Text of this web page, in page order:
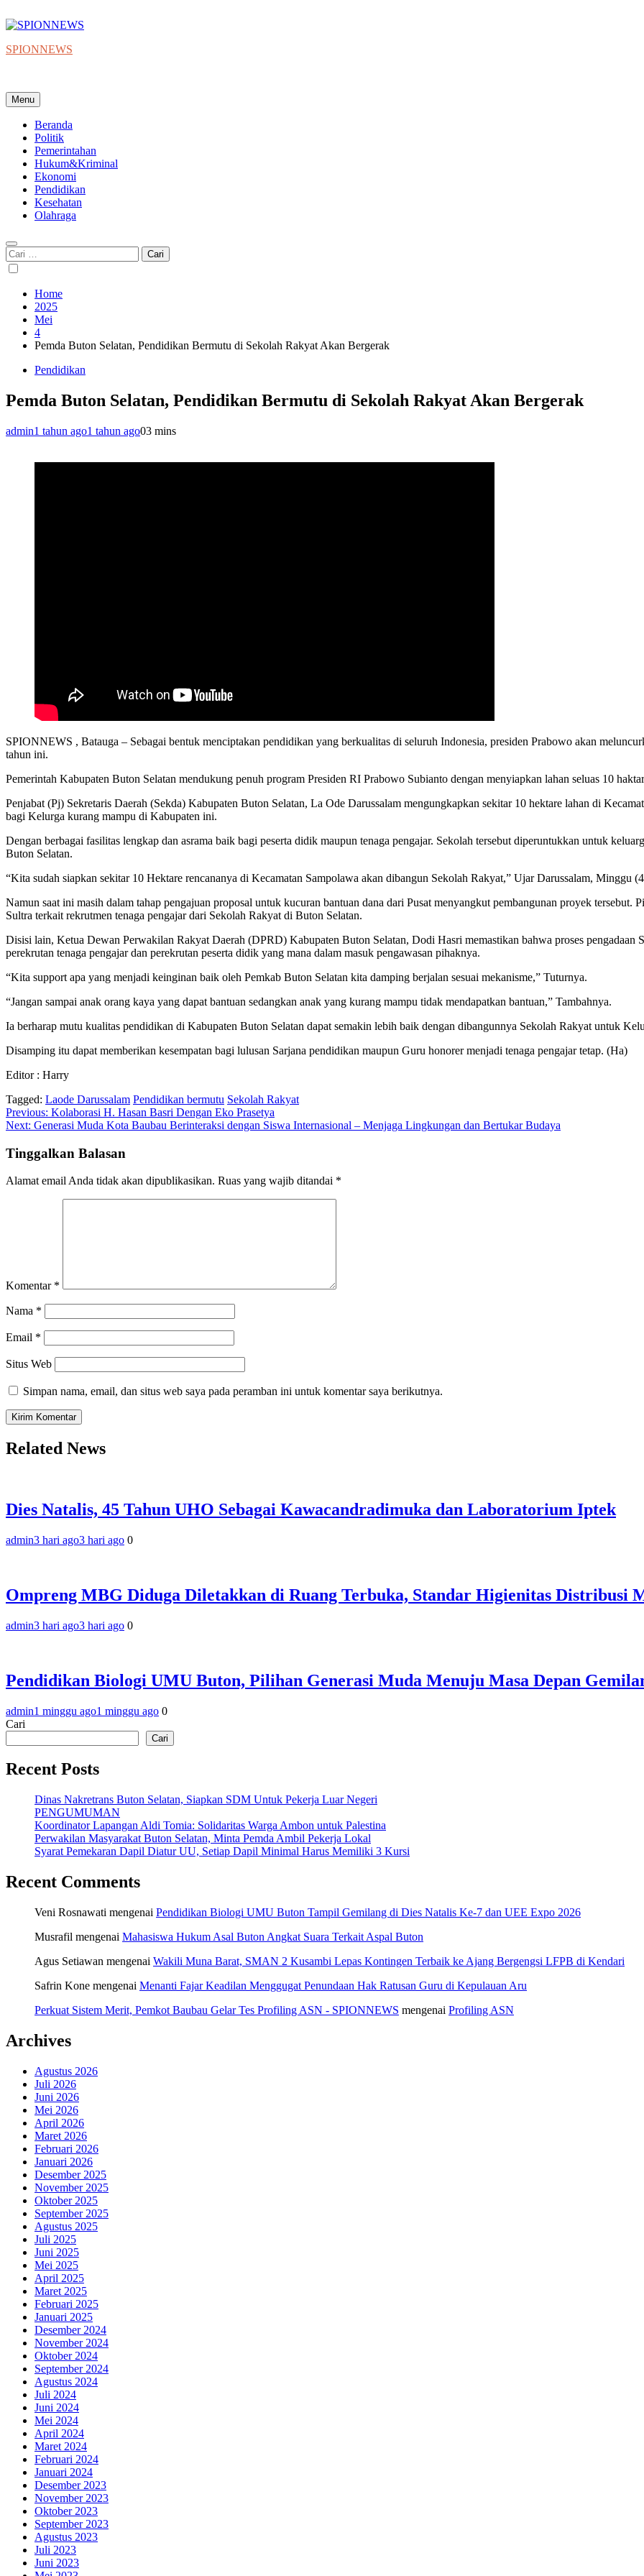
to
SPIONNEWS
Menu
Beranda
Politik
Pemerintahan
Hukum&Kriminal
Ekonomi
Pendidikan
Kesehatan
Olahraga
Cari
untuk:
Home
2025
Mei
4
Pemda Buton Selatan, Pendidikan Bermutu di Sekolah Rakyat Akan Bergerak
Pendidikan
Pemda Buton Selatan, Pendidikan Bermutu di Sekolah Rakyat Akan Bergerak
admin1 tahun ago1 tahun ago03 mins
SPIONNEWS , Batauga – Sebagai bentuk menciptakan pendidikan yang berkualitas di seluruh Indonesia, presiden Prabowo akan
tahun ini.
Pemerintah Kabupaten Buton Selatan mendukung penuh program Presiden RI Prabowo Subianto dengan menyiapkan lahan seluas 10
Penjabat (Pj) Sekretaris Daerah (Sekda) Kabupaten Buton Selatan, La Ode Darussalam mengungkapkan sekitar 10 hektare lahan di
bagi Kelurga kurang mampu di Kabupaten ini.
Dengan berbagai fasilitas lengkap dan asrama baik bagi peserta didik maupun tenaga pengajar. Sekolah tersebut diperuntukkan untuk
Buton Selatan.
“Kita sudah siapkan sekitar 10 Hektare rencananya di Kecamatan Sampolawa akan dibangun Sekolah Rakyat,” Ujar Darussalam, Minggu
Namun saat ini masih dalam tahap pengajuan proposal untuk kucuran bantuan dana dari Pusat menyangkut pembangunan proyek
Sultra terkait rekrutmen tenaga pengajar dari Sekolah Rakyat di Buton Selatan.
Disisi lain, Ketua Dewan Perwakilan Rakyat Daerah (DPRD) Kabupaten Buton Selatan, Dodi Hasri memastikan bahwa proses pengadaan
perekrutan tenaga pengajar dan perekrutan peserta didik yang mana dalam masuk pengawasan pihaknya.
“Kita support apa yang menjadi keinginan baik oleh Pemkab Buton Selatan kita damping berjalan sesuai mekanisme,” Tuturnya.
“Jangan sampai anak orang kaya yang dapat bantuan sedangkan anak yang kurang mampu tidak mendapatkan bantuan,” Tambahnya.
Ia berharap mutu kualitas pendidikan di Kabupaten Buton Selatan dapat semakin lebih baik dengan dibangunnya Sekolah Rakyat untuk
Disamping itu dapat memberikan kesempatan bagi lulusan Sarjana pendidikan maupun Guru honorer menjadi tenaga pengajar tetap. (Ha)
Editor : Harry
Tagged: Laode Darussalam Pendidikan bermutu Sekolah Rakyat
Navigasi
pos
Previous: Kolaborasi H. Hasan Basri Dengan Eko Prasetya
Next: Generasi Muda Kota Baubau Berinteraksi dengan Siswa Internasional – Menjaga Lingkungan dan Bertukar Budaya
Tinggalkan Balasan
Alamat email Anda tidak akan dipublikasikan. Ruas yang wajib ditandai *
Komentar *
Nama *
Email *
Situs Web
Simpan nama, email, dan situs web saya pada peramban ini untuk komentar saya berikutnya.
Related News
‎Dies Natalis, 45 Tahun UHO Sebagai Kawacandradimuka dan Laboratorium Iptek‎
admin3 hari ago3 hari ago 0
Ompreng MBG Diduga Diletakkan di Ruang Terbuka, Standar Higienitas Distribusi
admin3 hari ago3 hari ago 0
Pendidikan Biologi UMU Buton, Pilihan Generasi Muda Menuju Masa Depan
admin1 minggu ago1 minggu ago 0
Cari
Cari
Recent Posts
Dinas Nakretrans Buton Selatan, Siapkan SDM Untuk Pekerja Luar Negeri
PENGUMUMAN
Koordinator Lapangan Aldi Tomia: Solidaritas Warga Ambon untuk Palestina
Perwakilan Masyarakat Buton Selatan, Minta Pemda Ambil Pekerja Lokal
Syarat Pemekaran Dapil Diatur UU, Setiap Dapil Minimal Harus Memiliki 3 Kursi
Recent Comments
Veni Rosnawati mengenai Pendidikan Biologi UMU Buton Tampil Gemilang di Dies Natalis Ke-7 dan UEE Expo 2026
Musrafil mengenai Mahasiswa Hukum Asal Buton Angkat Suara Terkait Aspal Buton
Agus Setiawan mengenai Wakili Muna Barat, SMAN 2 Kusambi Lepas Kontingen Terbaik ke Ajang Bergengsi LFPB di Kendari
Safrin Kone mengenai Menanti Fajar Keadilan Menggugat Penundaan Hak Ratusan Guru di Kepulauan Aru
Perkuat Sistem Merit, Pemkot Baubau Gelar Tes Profiling ASN - SPIONNEWS mengenai Profiling ASN
Archives
Agustus 2026
Juli 2026
Juni 2026
Mei 2026
April 2026
Maret 2026
Februari 2026
Januari 2026
Desember 2025
November 2025
Oktober 2025
September 2025
Agustus 2025
Juli 2025
Juni 2025
Mei 2025
April 2025
Maret 2025
Februari 2025
Januari 2025
Desember 2024
November 2024
Oktober 2024
September 2024
Agustus 2024
Juli 2024
Juni 2024
Mei 2024
April 2024
Maret 2024
Februari 2024
Januari 2024
Desember 2023
November 2023
Oktober 2023
September 2023
Agustus 2023
Juli 2023
Juni 2023